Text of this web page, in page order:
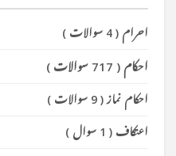
احرام ( 4 سوالات )
احکام ( 717 سوالات )
احکام نماز( 9 سوالات )
اعتکاف ( 1 سوال )